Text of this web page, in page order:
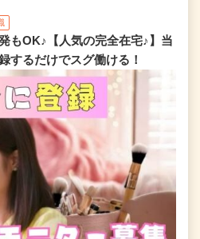
もOK♪【人気の完全在宅♪】当
するだけでスグ働ける！